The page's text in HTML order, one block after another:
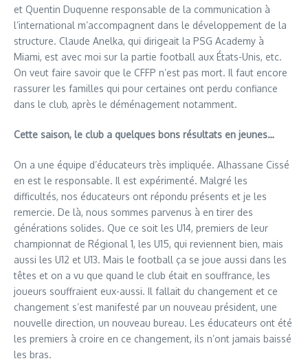
et Quentin Duquenne responsable de la communication à
l’international m’accompagnent dans le développement de la
structure. Claude Anelka, qui dirigeait la PSG Academy à
Miami, est avec moi sur la partie football aux​ États-Unis, etc.
On veut faire savoir que le CFFP n’est pas mort. Il faut encore
rassurer les familles qui pour certaines ont perdu confiance
dans le club, après le déménagement notamment.​
Cette saison, le club a quelques bons résultats en jeunes…
On a une équipe d’éducateurs très impliquée. Alhassane Cissé
en est le responsable. Il est expérimenté. Malgré les
difficultés, nos éducateurs ont répondu présents et je les
remercie. De là, nous sommes parvenus à en tirer des
générations solides. Que ce soit les U14, premiers de leur
championnat de Régional 1, les U15, qui reviennent bien, mais
aussi les U12 et U13. Mais le football ça se joue aussi dans les
têtes et on a vu que quand le club était en souffrance, les
joueurs souffraient eux-aussi. Il fallait du changement et ce
changement s’est manifesté par un nouveau président, une
nouvelle direction, un nouveau bureau. Les éducateurs ont été
les premiers à croire en ce changement, ils n’ont jamais baissé
les bras.​